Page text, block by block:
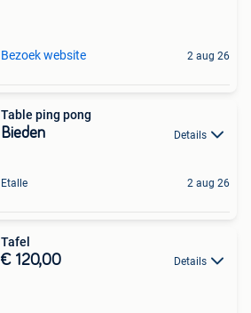
Bezoek website 2 aug 26
Table ping pong
Bieden Details
Etalle 2 aug 26
Tafel
€ 120,00 Details